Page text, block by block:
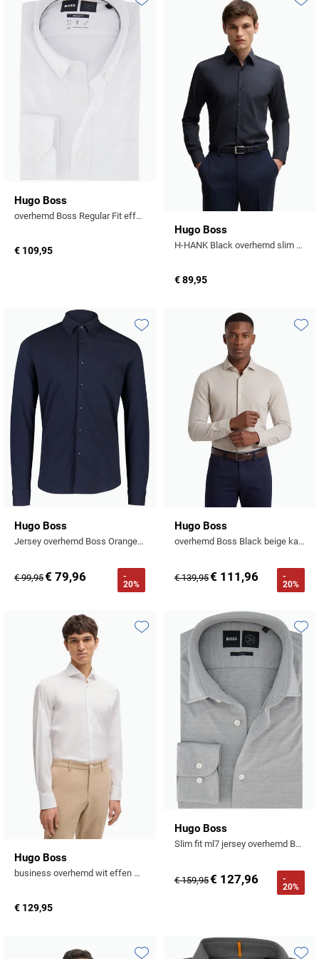
Hugo Boss
overhemd Boss Regular Fit effen wit
€ 109,95
Toevoegen aan favorieten
Hugo Boss
H-HANK Black overhemd slim fit donkerblauw effen katoen
€ 89,95
Hugo Boss
Jersey overhemd Boss Orange slim fit blauw
€ 99,95€ 79,96
-
20%
Toevoegen aan favorieten
Hugo Boss
overhemd Boss Black beige katoen effen
€ 139,95€ 111,96
-
20%
Hugo Boss
business overhemd wit effen katoen
€ 129,95
Toevoegen aan favorieten
Hugo Boss
Slim fit ml7 jersey overhemd Boss Black grijs
€ 159,95€ 127,96
-
20%